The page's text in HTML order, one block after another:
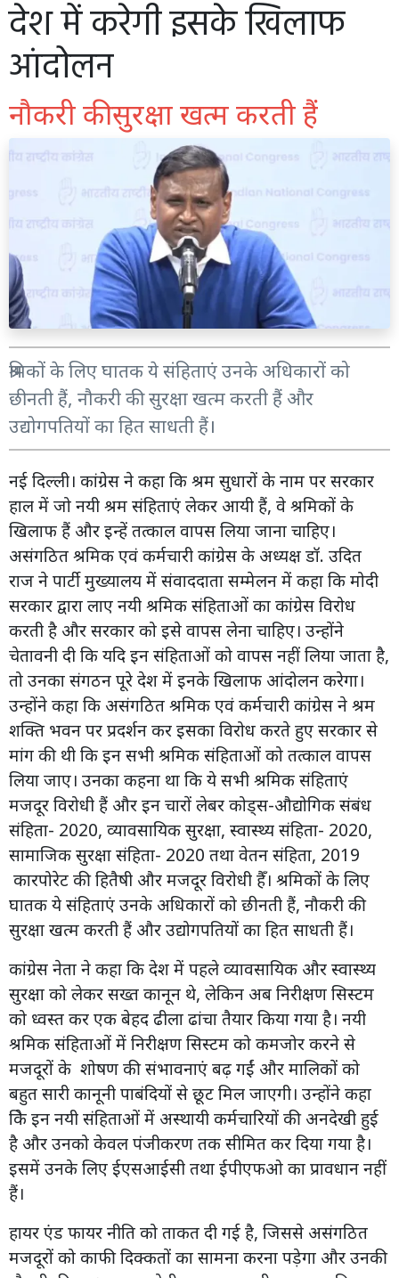
देश में करेगी इसके खिलाफ
आंदोलन
नौकरी की सुरक्षा खत्म करती हैं
श्रमिकों के लिए घातक ये संहिताएं उनके अधिकारों को
छीनती हैं, नौकरी की सुरक्षा खत्म करती हैं और
उद्योगपतियों का हित साधती हैं।
नई दिल्ली। कांग्रेस ने कहा कि श्रम सुधारों के नाम पर सरकार
हाल में जो नयी श्रम संहिताएं लेकर आयी हैं, वे श्रमिकों के
खिलाफ हैं और इन्हें तत्काल वापस लिया जाना चाहिए।
असंगठित श्रमिक एवं कर्मचारी कांग्रेस के अध्यक्ष डॉ. उदित
राज ने पार्टी मुख्यालय में संवाददाता सम्मेलन में कहा कि मोदी
सरकार द्वारा लाए नयी श्रमिक संहिताओं का कांग्रेस विरोध
करती है और सरकार को इसे वापस लेना चाहिए। उन्होंने
चेतावनी दी कि यदि इन संहिताओं को वापस नहीं लिया जाता है,
तो उनका संगठन पूरे देश में इनके खिलाफ आंदोलन करेगा।
उन्होंने कहा कि असंगठित श्रमिक एवं कर्मचारी कांग्रेस ने श्रम
शक्ति भवन पर प्रदर्शन कर इसका विरोध करते हुए सरकार से
मांग की थी कि इन सभी श्रमिक संहिताओं को तत्काल वापस
लिया जाए। उनका कहना था कि ये सभी श्रमिक संहिताएं
मजदूर विरोधी हैं और इन चारों लेबर कोड्स-औद्योगिक संबंध
संहिता- 2020, व्यावसायिक सुरक्षा, स्वास्थ्य संहिता- 2020,
सामाजिक सुरक्षा संहिता- 2020 तथा वेतन संहिता, 2019
कारपोरेट की हितैषी और मजदूर विरोधी हैँ। श्रमिकों के लिए
घातक ये संहिताएं उनके अधिकारों को छीनती हैं, नौकरी की
सुरक्षा खत्म करती हैं और उद्योगपतियों का हित साधती हैं।
कांग्रेस नेता ने कहा कि देश में पहले व्यावसायिक और स्वास्थ्य
सुरक्षा को लेकर सख्त कानून थे, लेकिन अब निरीक्षण सिस्टम
को ध्वस्त कर एक बेहद ढीला ढांचा तैयार किया गया है। नयी
श्रमिक संहिताओं में निरीक्षण सिस्टम को कमजोर करने से
मजदूरों के शोषण की संभावनाएं बढ़ गईं और मालिकों को
बहुत सारी कानूनी पाबंदियों से छूट मिल जाएगी। उन्होंने कहा
किे इन नयी संहिताओं में अस्थायी कर्मचारियों की अनदेखी हुई
है और उनको केवल पंजीकरण तक सीमित कर दिया गया है।
इसमें उनके लिए ईएसआईसी तथा ईपीएफओ का प्रावधान नहीं
हैं।
हायर एंड फायर नीति को ताकत दी गई है, जिससे असंगठित
मजदूरों को काफी दिक्कतों का सामना करना पड़ेगा और उनकी